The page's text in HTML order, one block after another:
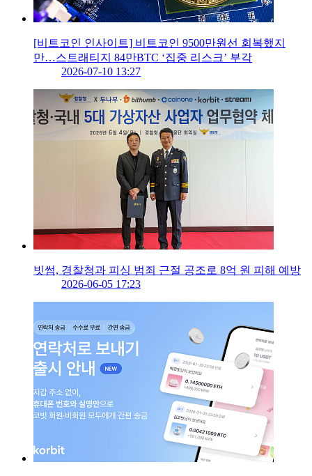
[비트코인 인사이트] 비트코인 9500만원선 회복했지
만…스트래티지 84만BTC ‘집중 리스크’ 부각
2026-07-10 13:27
빗썸, 경찰청과 피싱 범죄 근절 공조로 8억 원 피해 예방
2026-06-05 17:23